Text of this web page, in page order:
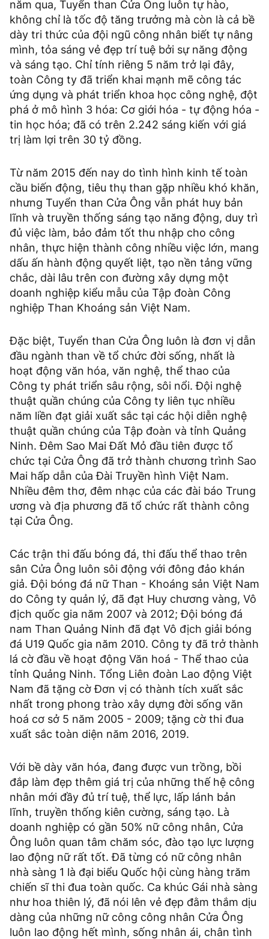
năm qua, Tuyển than Cửa Ông luôn tự hào,
không chỉ là tốc độ tăng trưởng mà còn là cả bề
dày tri thức của đội ngũ công nhân biết tự nâng
mình, tỏa sáng vẻ đẹp trí tuệ bởi sự năng động
và sáng tạo. Chỉ tính riêng 5 năm trở lại đây,
toàn Công ty đã triển khai mạnh mẽ công tác
ứng dụng và phát triển khoa học công nghệ, đột
phá ở mô hình 3 hóa: Cơ giới hóa - tự động hóa -
tin học hóa; đã có trên 2.242 sáng kiến với giá
trị làm lợi trên 30 tỷ đồng.
Từ năm 2015 đến nay do tình hình kinh tế toàn
cầu biến động, tiêu thụ than gặp nhiều khó khăn,
nhưng Tuyển than Cửa Ông vẫn phát huy bản
lĩnh và truyền thống sáng tạo năng động, duy trì
đủ việc làm, bảo đảm tốt thu nhập cho công
nhân, thực hiện thành công nhiều việc lớn, mang
dấu ấn hành động quyết liệt, tạo nền tảng vững
chắc, dài lâu trên con đường xây dựng một
doanh nghiệp kiểu mẫu của Tập đoàn Công
nghiệp Than Khoáng sản Việt Nam.
Đặc biệt, Tuyển than Cửa Ông luôn là đơn vị dẫn
đầu ngành than về tổ chức đời sống, nhất là
hoạt động văn hóa, văn nghệ, thể thao của
Công ty phát triển sâu rộng, sôi nổi. Đội nghệ
thuật quần chúng của Công ty liên tục nhiều
năm liền đạt giải xuất sắc tại các hội diễn nghệ
thuật quần chúng của Tập đoàn và tỉnh Quảng
Ninh. Đêm Sao Mai Đất Mỏ đầu tiên được tổ
chức tại Cửa Ông đã trở thành chương trình Sao
Mai hấp dẫn của Đài Truyền hình Việt Nam.
Nhiều đêm thơ, đêm nhạc của các đài báo Trung
ương và địa phương đã tổ chức rất thành công
tại Cửa Ông.
Các trận thi đấu bóng đá, thi đấu thể thao trên
sân Cửa Ông luôn sôi động với đông đảo khán
giả. Đội bóng đá nữ Than - Khoáng sản Việt Nam
do Công ty quản lý, đã đạt Huy chương vàng, Vô
địch quốc gia năm 2007 và 2012; Đội bóng đá
nam Than Quảng Ninh đã đạt Vô địch giải bóng
đá U19 Quốc gia năm 2010. Công ty đã trở thành
lá cờ đầu về hoạt động Văn hoá - Thể thao của
tỉnh Quảng Ninh. Tổng Liên đoàn Lao động Việt
Nam đã tặng cờ Đơn vị có thành tích xuất sắc
nhất trong phong trào xây dựng đời sống văn
hoá cơ sở 5 năm 2005 - 2009; tặng cờ thi đua
xuất sắc toàn diện năm 2016, 2019.
Với bề dày văn hóa, đang được vun trồng, bồi
đắp làm đẹp thêm giá trị của những thế hệ công
nhân mới đầy đủ trí tuệ, thể lực, lấp lánh bản
lĩnh, truyền thống kiên cường, sáng tạo. Là
doanh nghiệp có gần 50% nữ công nhân, Cửa
Ông luôn quan tâm chăm sóc, đào tạo lực lượng
lao động nữ rất tốt. Đã từng có nữ công nhân
nhà sàng 1 là đại biểu Quốc hội cùng hàng trăm
chiến sĩ thi đua toàn quốc. Ca khúc Gái nhà sàng
như hoa thiên lý, đã nói lên vẻ đẹp đằm thắm dịu
dàng của những nữ công công nhân Cửa Ông
luôn lao động hết mình, sống nhân ái, chân tình